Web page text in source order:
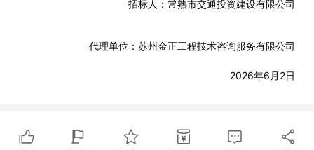
招标人：常熟市交通投资建设有限公司
代理单位：苏州金正工程技术咨询服务有限公司
2026年6月2日